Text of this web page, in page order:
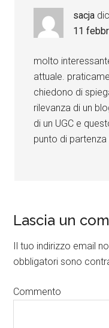
sacja
11
molto
attuale.
chiedono di
rilevanza di un
di un UGC e
punto di partenza
Lascia un
Il tuo indirizzo email
obbligatori sono
Commento